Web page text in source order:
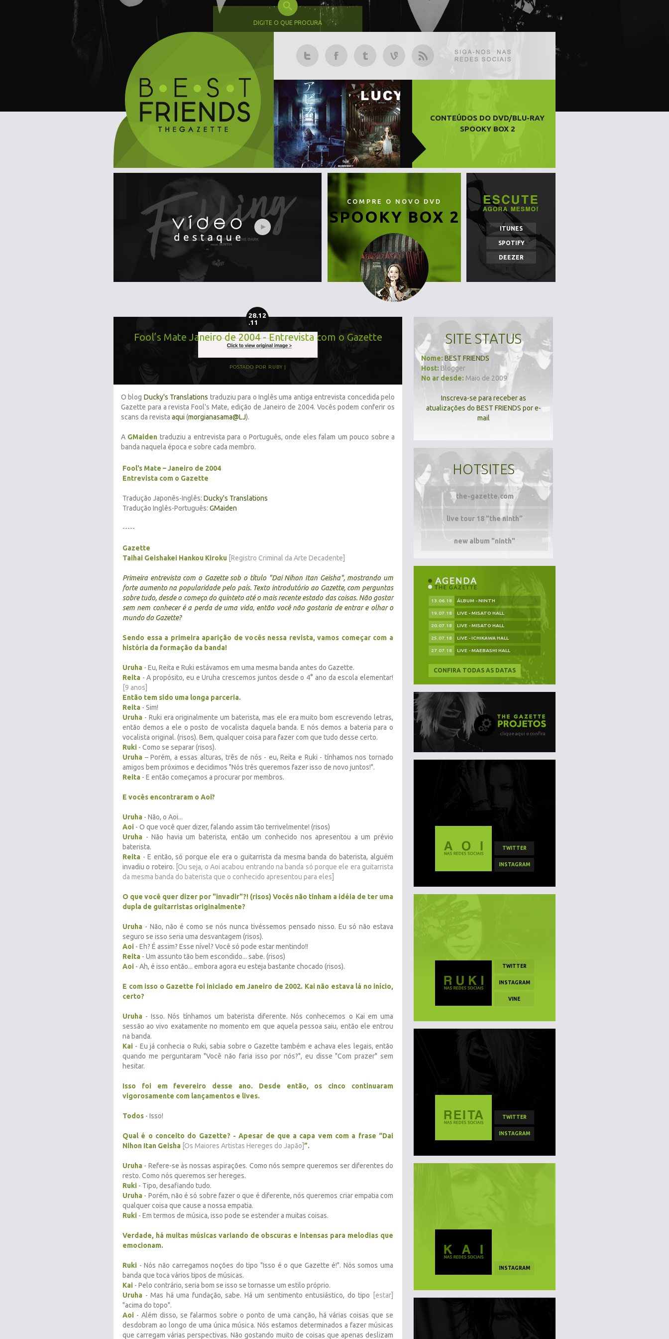
DIGITE O QUE PROCURA
CONTEÚDOS DO DVD/BLU-RAY
SPOOKY BOX 2
COMPRE O NOVO DVD
SPOOKY BOX 2
ITUNES
SPOTIFY
DEEZER
28.12
.11
Fool’s Mate Janeiro de 2004 - Entrevista com o Gazette
POSTADO POR RUBY
O blog Ducky's Translations traduziu para o Inglês uma antiga entrevista concedida pelo
Gazette para a revista Fool's Mate, edição de Janeiro de 2004. Vocês podem conferir os
scans da revista aqui (morgianasama@LJ).
A GMaiden traduziu a entrevista para o Português, onde eles falam um pouco sobre a
banda naquela época e sobre cada membro.
Fool’s Mate – Janeiro de 2004
Entrevista com o Gazette
Tradução Japonês-Inglês: Ducky's Translations
Tradução Inglês-Português: GMaiden
-----
Gazette
Taihai Geishakei Hankou Kiroku [Registro Criminal da Arte Decadente]
Primeira entrevista com o Gazettesob o título "Dai Nihon Itan Geisha", mostrando um
forte aumento na popularidade pelo país. Texto introdutório ao Gazette, com perguntas
sobre tudo, desde o começo do quinteto até o mais recente estado das coisas. Não gostar
sem nem conhecer é a perda de uma vida, então você não gostaria de entrar e olhar o
mundo do Gazette?
Sendo essa a primeira aparição de vocês nessa revista, vamos começar com a
história da formação da banda!
Uruha - Eu, Reita e Ruki estávamos em uma mesma banda antes do Gazette.
Reita - A propósito, eu e Uruha crescemos juntos desde o 4° ano da escola elementar!
[9 anos]
Então tem sido uma longa parceria.
Reita - Sim!
Uruha - Ruki era originalmente um baterista, mas ele era muito bom escrevendo letras,
então demos a ele o posto de vocalista daquela banda. E nós demos a bateria para o
vocalista original. (risos). Bem, qualquer coisa para fazer com que tudo desse certo.
Ruki - Como se separar (risos).
Uruha – Porém, a essas alturas, três de nós - eu, Reita e Ruki - tínhamos nos tornado
amigos bem próximos e decidimos "Nós três queremos fazer isso de novo juntos!".
Reita - E então começamos a procurar por membros.
E vocês encontraram o Aoi?
Uruha - Não, o Aoi...
Aoi - O que você quer dizer, falando assim tão terrivelmente! (risos)
Uruha - Não havia um baterista, então um conhecido nos apresentou a um prévio
baterista.
Reita - E então, só porque ele era o guitarrista da mesma banda do baterista, alguém
invadiu o roteiro. [Ou seja, o Aoi acabou entrando na banda só porque ele era guitarrista
da mesma banda do baterista que o conhecido apresentou para eles]
O que você quer dizer por "invadir"?! (risos) Vocês não tinham a idéia de ter uma
dupla de guitarristas originalmente?
Uruha - Não, não é como se nós nunca tivéssemos pensado nisso. Eu só não estava
seguro se isso seria uma desvantagem (risos).
Aoi - Eh? É assim? Esse nível? Você só pode estar mentindo!!
Reita - Um assunto tão bem escondido... sabe. (risos)
Aoi - Ah, é isso então... embora agora eu esteja bastante chocado (risos).
E com isso o Gazette foi iniciado em Janeiro de 2002. Kai não estava lá no início,
certo?
Uruha - Isso. Nós tínhamos um baterista diferente. Nós conhecemos o Kai em uma
sessão ao vivo exatamente no momento em que aquela pessoa saiu, então ele entrou
na banda.
Kai - Eu já conhecia o Ruki, sabia sobre o Gazette também e achava eles legais, então
quando me perguntaram "Você não faria isso por nós?", eu disse "Com prazer" sem
hesitar.
Isso foi em fevereiro desse ano. Desde então, os cinco continuaram
vigorosamente com lançamentos e lives.
Todos - Isso!
Qual é o conceito do Gazette? - Apesar de que a capa vem com a frase “Dai
Nihon Itan Geisha [Os Maiores Artistas Hereges do Japão] ”.
Uruha - Refere-se às nossas aspirações. Como nós sempre queremos ser diferentes do
resto. Como nós queremos ser hereges.
Ruki - Tipo, desafiando tudo.
Uruha - Porém, não é só sobre fazer o que é diferente, nós queremos criar empatia com
qualquer coisa que cause a nossa empatia.
Ruki - Em termos de música, isso pode se estender a muitas coisas.
Verdade, há muitas músicas variando de obscuras e intensas para melodias que
emocionam.
Ruki - Nós não carregamos noções do tipo "Isso é o que Gazette é!". Nós somos uma
banda que toca vários tipos de músicas.
Kai - Pelo contrário, seria bom se isso se tornasse um estilo próprio.
Uruha - Mas há uma fundação, sabe. Há um sentimento entusiástico, do tipo
[estar]
"acima do topo".
Aoi - Além disso, se falarmos sobre o ponto de uma canção, há várias coisas que se
desdobram ao longo de uma única música. Nós estamos determinados a fazer músicas
que carregam várias perspectivas. Não gostando muito de coisas que apenas deslizam
SITE STATUS
Nome: BEST FRIENDS
Host: Blogger
No ar desde: Maio de 2009
Inscreva-se para receber as
atualizações do BEST FRIENDS por e-
mail
HOTSITES
the-gazette.com
live tour 18 "the ninth"
new album "ninth"
13.06.18 ÁLBUM - NINTH
19.07.18 LIVE - MISATO HALL
20.07.18 LIVE - MISATO HALL
25.07.18 LIVE - ICHIKAWA HALL
27.07.18 LIVE - MAEBASHI HALL
CONFIRA TODAS AS DATAS
clique aqui e confira
TWITTER
INSTAGRAM
TWITTER
INSTAGRAM
VINE
TWITTER
INSTAGRAM
INSTAGRAM